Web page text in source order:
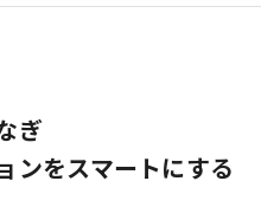
ぎ
ンをスマートにする